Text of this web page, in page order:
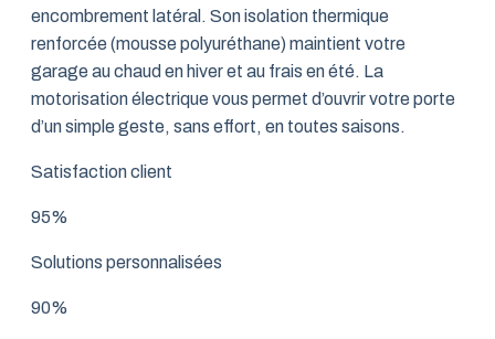
encombrement latéral. Son isolation thermique
renforcée (mousse polyuréthane) maintient votre
garage au chaud en hiver et au frais en été. La
motorisation électrique vous permet d’ouvrir votre porte
d’un simple geste, sans effort, en toutes saisons.
Satisfaction client
95%
Solutions personnalisées
90%